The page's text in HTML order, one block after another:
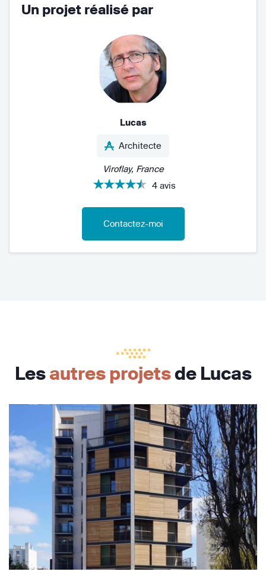
Un projet réalisé par
Lucas
Architecte
Viroflay, France
4 avis
Contactez-moi
Lesautres projetsde Lucas